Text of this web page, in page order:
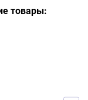
товары: